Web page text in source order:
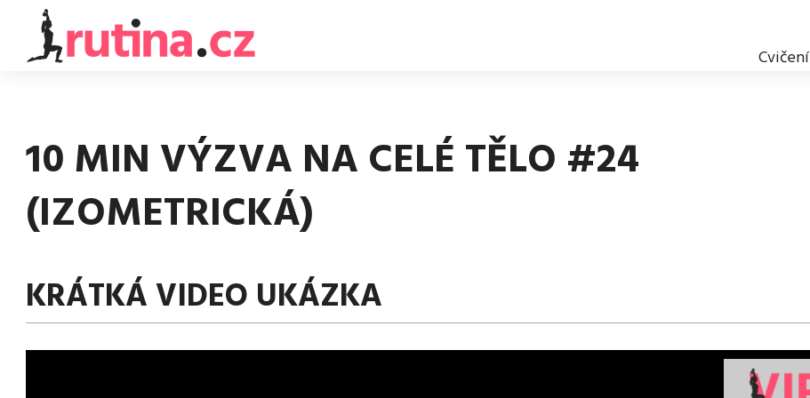
Cvičení
10 MIN VÝZVA NA CELÉ TĚLO #24
(IZOMETRICKÁ)
KRÁTKÁ VIDEO UKÁZKA